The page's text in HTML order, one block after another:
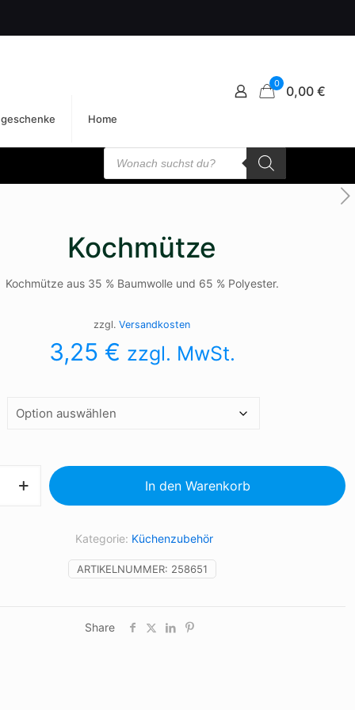
Home
0 0,00 €
Products
search
Kochmütze
Kochmütze aus 35 % Baumwolle und 65 % Polyester.
zzgl.Versandkosten
3,25 € zzgl. MwSt.
In den Warenkorb
ARTIKELNUMMER: 258651
Kategorie: Küchenzubehör
Share